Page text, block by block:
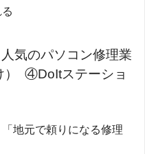
気のパソコン修理業
） ④DoItステーショ
地元で頼りになる修理